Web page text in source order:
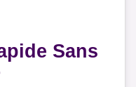
Sans